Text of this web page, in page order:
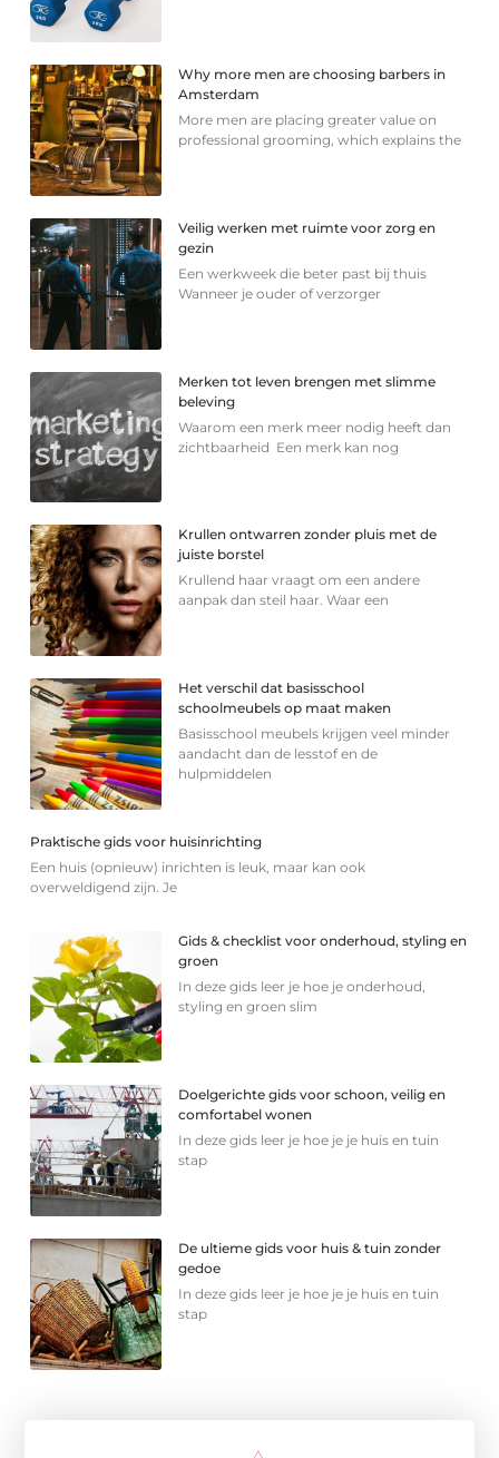
Why more men are choosing barbers in
Amsterdam
More men are placing greater value on
professional grooming, which explains the
Veilig werken met ruimte voor zorg en
gezin
Een werkweek die beter past bij thuis
Wanneer je ouder of verzorger
Merken tot leven brengen met slimme
beleving
Waarom een merk meer nodig heeft dan
zichtbaarheid Een merk kan nog
Krullen ontwarren zonder pluis met de
juiste borstel
Krullend haar vraagt om een andere
aanpak dan steil haar. Waar een
Het verschil dat basisschool
schoolmeubels op maat maken
Basisschool meubels krijgen veel minder
aandacht dan de lesstof en de
hulpmiddelen
Praktische gids voor huisinrichting
Een huis (opnieuw) inrichten is leuk, maar kan ook
overweldigend zijn. Je
Gids & checklist voor onderhoud, styling en
groen
In deze gids leer je hoe je onderhoud,
styling en groen slim
Doelgerichte gids voor schoon, veilig en
comfortabel wonen
In deze gids leer je hoe je je huis en tuin
stap
De ultieme gids voor huis & tuin zonder
gedoe
In deze gids leer je hoe je je huis en tuin
stap